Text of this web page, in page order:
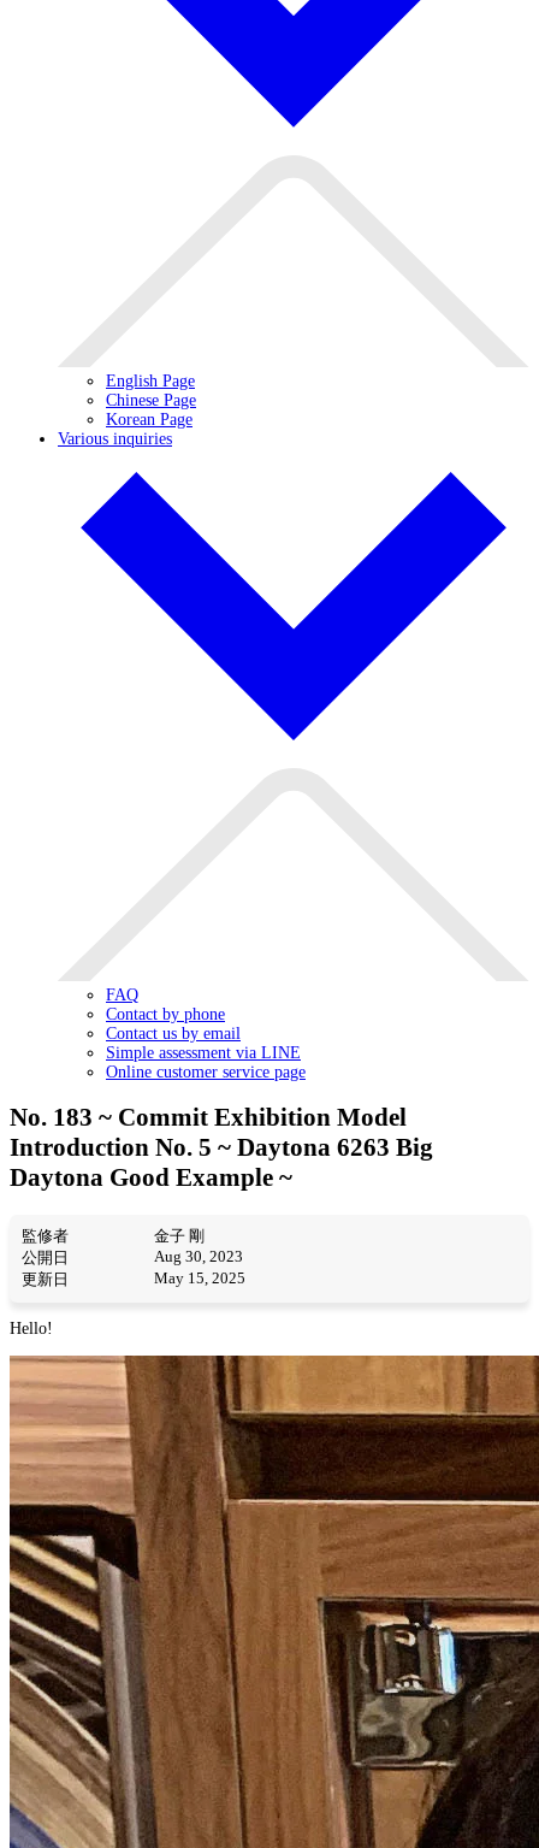
English Page
Chinese Page
Korean Page
Various inquiries
FAQ
Contact by phone
Contact us by email
Simple assessment via LINE
Online customer service page
No. 183 ~ Commit Exhibition Model
Introduction No. 5 ~ Daytona 6263 Big
Daytona Good Example ~
監修者
金子 剛
公開日
Aug 30, 2023
更新日
May 15, 2025
Hello!